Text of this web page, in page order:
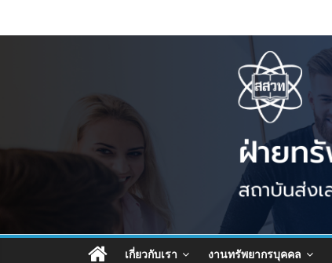
เกี่ยวกับเรา งานทรัพยากรบุคคล